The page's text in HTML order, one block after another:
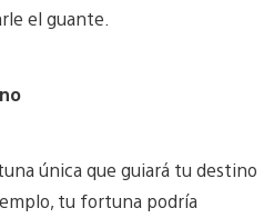
el guante.
única que guiará tu destino
tu fortuna podría